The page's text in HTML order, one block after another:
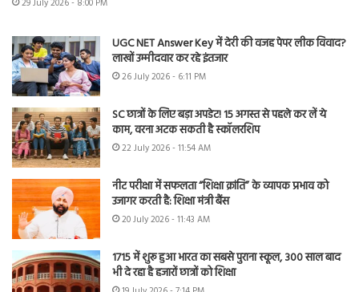
29 July 2026 - 8:00 PM
UGC NET Answer Key में देरी की वजह पेपर लीक विवाद?
लाखों उम्मीदवार कर रहे इंतजार
26 July 2026 - 6:11 PM
SC छात्रों के लिए बड़ा अपडेट! 15 अगस्त से पहले कर लें ये
काम, वरना अटक सकती है स्कॉलरशिप
22 July 2026 - 11:54 AM
नीट परीक्षा में सफलता “शिक्षा क्रांति” के व्यापक प्रभाव को
उजागर करती है: शिक्षा मंत्री बैंस
20 July 2026 - 11:43 AM
1715 में शुरू हुआ भारत का सबसे पुराना स्कूल, 300 साल बाद
भी दे रहा है हजारों छात्रों को शिक्षा